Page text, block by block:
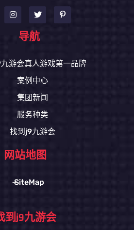
导航
游会真人游戏第一品牌
案例中心
集团新闻
服务种类
找到j9九游会
网站地图
SiteMap
到j9九游会